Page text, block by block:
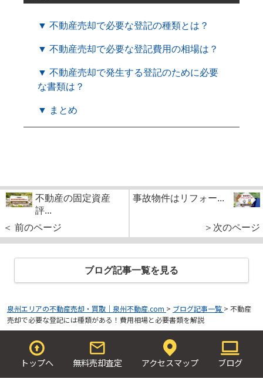
▼ 不動産売却で必要な登記の種類とは？
▼ 不動産売却で必要な登記費用の相場は？
▼ 不動産売却で発生する登記のために必要
な書類は？
▼ まとめ
不動産の固定資産
評...
＜ 前のページ
事故物件はリフォー...
＞次のページ
ブログ記事一覧を見る
泉州エリアの不動産売却・買取｜泉州不動産.com > ブログ記事一覧 > 不動産
売却で必要な登記には種類がある！費用相場と必要書類を解説
トップへ 無料売却査定 アクセスマップ ブログ